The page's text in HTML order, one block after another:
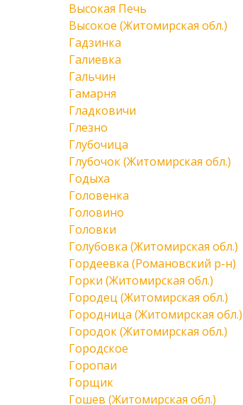
Высокая Печь
Высокое (Житомирская обл.)
Гадзинка
Галиевка
Гальчин
Гамарня
Гладковичи
Глезно
Глубочица
Глубочок (Житомирская обл.)
Годыха
Головенка
Головино
Головки
Голубовка (Житомирская обл.)
Гордеевка (Романовский р-н)
Горки (Житомирская обл.)
Городец (Житомирская обл.)
Городница (Житомирская обл.)
Городок (Житомирская обл.)
Городское
Горопаи
Горщик
Гошев (Житомирская обл.)